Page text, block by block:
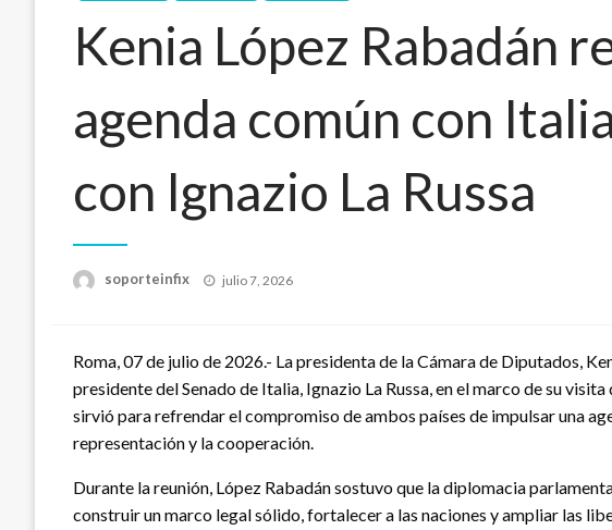
Kenia López Rabadán
agenda común con
con Ignazio La Russa
soporteinfix
Publicado
julio 7, 2026
Roma, 07 de julio de 2026.- La presidenta de la Cámara de Diputados,
presidente del Senado de Italia, Ignazio La Russa, en el marco de su
sirvió para refrendar el compromiso de ambos países de impulsar una
representación y la cooperación.
Durante la reunión, López Rabadán sostuvo que la diplomacia
construir un marco legal sólido, fortalecer a las naciones y ampliar las